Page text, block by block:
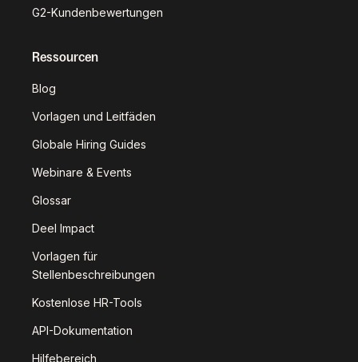
G2-Kundenbewertungen
Ressourcen
Blog
Vorlagen und Leitfäden
Globale Hiring Guides
Webinare & Events
Glossar
Deel Impact
Vorlagen für
Stellenbeschreibungen
Kostenlose HR-Tools
API-Dokumentation
Hilfebereich